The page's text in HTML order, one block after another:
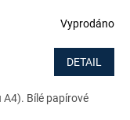
Vyprodáno
DETAIL
Bílé papírové